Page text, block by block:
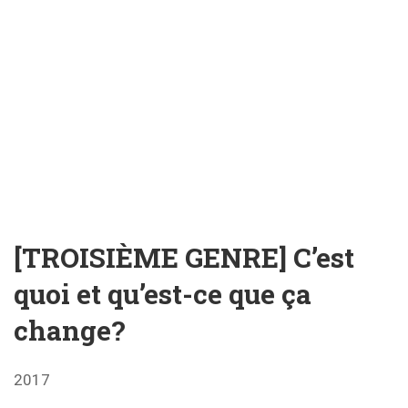
[TROISIÈME GENRE] C’est
quoi et qu’est-ce que ça
change?
2017